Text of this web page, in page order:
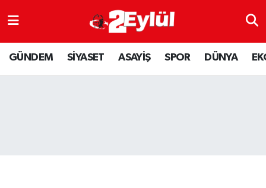
GÜNDEM SİYASET ASAYİŞ SPOR DÜNYA
ASAYİŞ
DÜNYA
Nöbetçi Eczaneler
Hava Durumu